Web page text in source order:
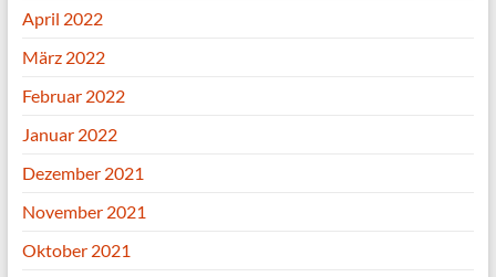
April 2022
März 2022
Februar 2022
Januar 2022
Dezember 2021
November 2021
Oktober 2021